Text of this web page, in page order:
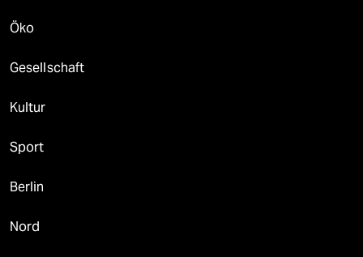
Öko
Gesellschaft
Kultur
Sport
Berlin
Nord